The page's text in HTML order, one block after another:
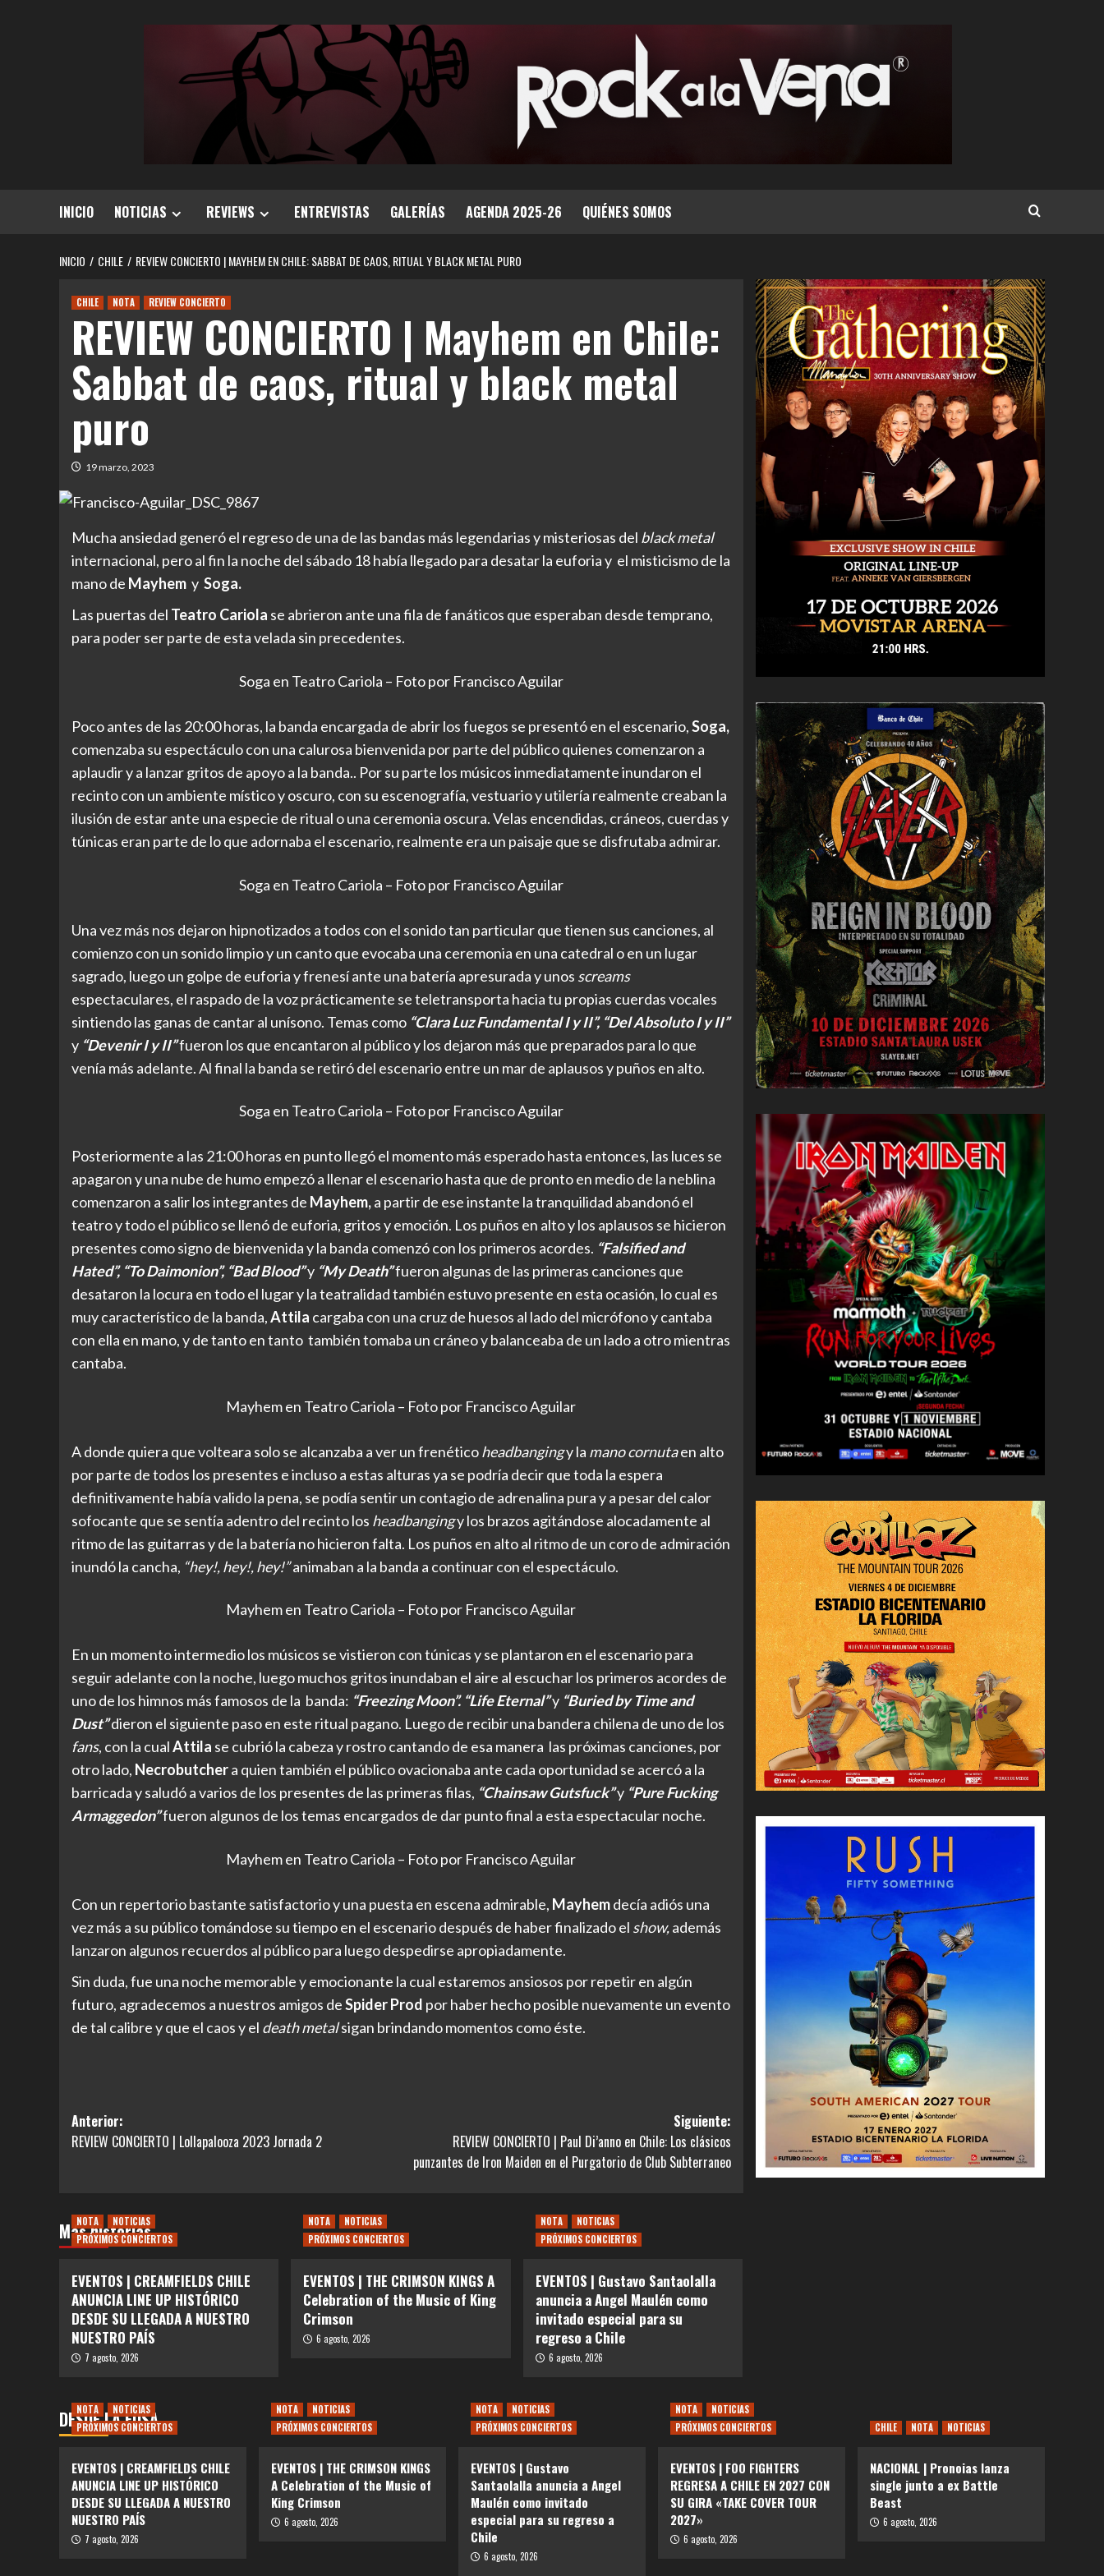
INICIO NOTICIAS REVIEWS ENTREVISTAS GALERÍAS AGENDA 2025-26 QUIÉNES SOMOS
INICIO CHILE REVIEW CONCIERTO | MAYHEM EN CHILE: SABBAT DE CAOS, RITUAL Y BLACK METAL PURO
CHILE NOTA REVIEW CONCIERTO
REVIEW CONCIERTO | Mayhem en Chile:
Sabbat de caos, ritual y black metal
puro
19 marzo, 2023
Mucha ansiedad generó el regreso de una de las bandas más legendarias y misteriosas del blackmetal
internacional, pero al fin la noche del sábado 18 había llegado para desatar la euforia y el misticismo de la
mano de Mayhem y Soga.
Las puertas del Teatro Cariola se abrieron ante una fila de fanáticos que esperaban desde temprano,
para poder ser parte de esta velada sin precedentes.
Soga en Teatro Cariola – Foto por Francisco Aguilar
Poco antes de las 20:00 horas, la banda encargada de abrir los fuegos se presentó en el escenario,Soga,
comenzaba su espectáculo con una calurosa bienvenida por parte del público quienes comenzaron a
aplaudir y a lanzar gritos de apoyo a la banda.. Por su parte los músicos inmediatamente inundaron el
recinto con un ambiente místico y oscuro, con su escenografía, vestuario y utilería realmente creaban la
ilusión de estar ante una especie de ritual o una ceremonia oscura. Velas encendidas, cráneos, cuerdas y
túnicas eran parte de lo que adornaba el escenario, realmente era un paisaje que se disfrutaba admirar.
Soga en Teatro Cariola – Foto por Francisco Aguilar
Una vez más nos dejaron hipnotizados a todos con el sonido tan particular que tienen sus canciones, al
comienzo con un sonido limpio y un canto que evocaba una ceremonia en una catedral o en un lugar
sagrado, luego un golpe de euforia y frenesí ante una batería apresurada y unos screams
espectaculares, el raspado de la voz prácticamente se teletransporta hacia tu propias cuerdas vocales
sintiendo las ganas de cantar al unísono. Temas como “Clara Luz Fundamental I y II”, “Del Absoluto I y II”
y “Devenir I y II”fueron los que encantaron al público y los dejaron más que preparados para lo que
venía más adelante. Al final la banda se retiró del escenario entre un mar de aplausos y puños en alto.
Soga en Teatro Cariola – Foto por Francisco Aguilar
Posteriormente a las 21:00 horas en punto llegó el momento más esperado hasta entonces, las luces se
apagaron y una nube de humo empezó a llenar el escenario hasta que de pronto en medio de la neblina
comenzaron a salir los integrantes de Mayhem,a partir de ese instante la tranquilidad abandonó el
teatro y todo el público se llenó de euforia, gritos y emoción. Los puños en alto y los aplausos se hicieron
presentes como signo de bienvenida y la banda comenzó con los primeros acordes. “Falsified and
Hated”, “To Daimonion”, “Bad Blood”y “My Death”fueron algunas de las primeras canciones que
desataron la locura en todo el lugar y la teatralidad también estuvo presente en esta ocasión, lo cual es
muy característico de la banda,Attila cargaba con una cruz de huesos al lado del micrófono y cantaba
con ella en mano, y de tanto en tanto también tomaba un cráneo y balanceaba de un lado a otro mientras
cantaba.
Mayhem en Teatro Cariola – Foto por Francisco Aguilar
A donde quiera que volteara solo se alcanzaba a ver un frenéticoheadbangingy la mano cornutaen alto
por parte de todos los presentes e incluso a estas alturas ya se podría decir que toda la espera
definitivamente había valido la pena, se podía sentir un contagio de adrenalina pura y a pesar del calor
sofocante que se sentía adentro del recinto los headbangingy los brazos agitándose alocadamente al
ritmo de las guitarras y de la batería no hicieron falta. Los puños en alto al ritmo de un coro de admiración
inundó la cancha, “hey!, hey!, hey!”animaban a la banda a continuar con el espectáculo.
Mayhem en Teatro Cariola – Foto por Francisco Aguilar
En un momento intermedio los músicos se vistieron con túnicas y se plantaron en el escenario para
seguir adelante con la noche, luego muchos gritos inundaban el aire al escuchar los primeros acordes de
uno de los himnos más famosos de la banda: “Freezing Moon”. “Life Eternal”y “Buried by Time and
Dust”dieron el siguiente paso en este ritual pagano. Luego de recibir una bandera chilena de uno de los
fans, con la cualAttila se cubrió la cabeza y rostro cantando de esa manera las próximas canciones, por
otro lado, Necrobutchera quien también el público ovacionaba ante cada oportunidad se acercó a la
barricada y saludó a varios de los presentes de las primeras filas, “Chainsaw Gutsfuck”y “Pure Fucking
Armaggedon”fueron algunos de los temas encargados de dar punto final a esta espectacular noche.
Mayhem en Teatro Cariola – Foto por Francisco Aguilar
Con un repertorio bastante satisfactorio y una puesta en escena admirable, Mayhemdecía adiós una
vez más a su público tomándose su tiempo en el escenario después de haber finalizado el show,además
lanzaron algunos recuerdos al público para luego despedirse apropiadamente.
Sin duda, fue una noche memorable y emocionante la cual estaremos ansiosos por repetir en algún
futuro, agradecemos a nuestros amigos deSpider Prod por haber hecho posible nuevamente un evento
de tal calibre y que el caos y el death metalsigan brindando momentos como éste.
Navegación
de
Anterior:
REVIEW CONCIERTO | Lollapalooza 2023 Jornada 2
Siguiente:
REVIEW CONCIERTO | Paul Di’anno en Chile: Los clásicos
punzantes de Iron Maiden en el Purgatorio de Club Subterraneo
Más historias
NOTA
NOTICIAS
PRÓXIMOS CONCIERTOS
EVENTOS | CREAMFIELDS CHILE
ANUNCIA LINE UP HISTÓRICO
DESDE SU LLEGADA A NUESTRO
NUESTRO PAÍS
7 agosto, 2026
NOTA
NOTICIAS
PRÓXIMOS CONCIERTOS
EVENTOS | THE CRIMSON KINGS A
Celebration of the Music of King
Crimson
6 agosto, 2026
NOTA
NOTICIAS
PRÓXIMOS CONCIERTOS
EVENTOS | Gustavo Santaolalla
anuncia a Angel Maulén como
invitado especial para su
regreso a Chile
6 agosto, 2026
DESDE LA FOSA
NOTA
NOTICIAS
PRÓXIMOS CONCIERTOS
EVENTOS | CREAMFIELDS CHILE
ANUNCIA LINE UP HISTÓRICO
DESDE SU LLEGADA A NUESTRO
NUESTRO PAÍS
7 agosto, 2026
NOTA
NOTICIAS
PRÓXIMOS CONCIERTOS
EVENTOS | THE CRIMSON KINGS
A Celebration of the Music of
King Crimson
6 agosto, 2026
NOTA
NOTICIAS
PRÓXIMOS CONCIERTOS
EVENTOS | Gustavo
Santaolalla anuncia a Angel
Maulén como invitado
especial para su regreso a
Chile
6 agosto, 2026
NOTA
NOTICIAS
PRÓXIMOS CONCIERTOS
EVENTOS | FOO FIGHTERS
REGRESA A CHILE EN 2027 CON
SU GIRA «TAKE COVER TOUR
2027»
6 agosto, 2026
CHILE NOTA NOTICIAS
NACIONAL | Pronoias lanza
single junto a ex Battle
Beast
6 agosto, 2026